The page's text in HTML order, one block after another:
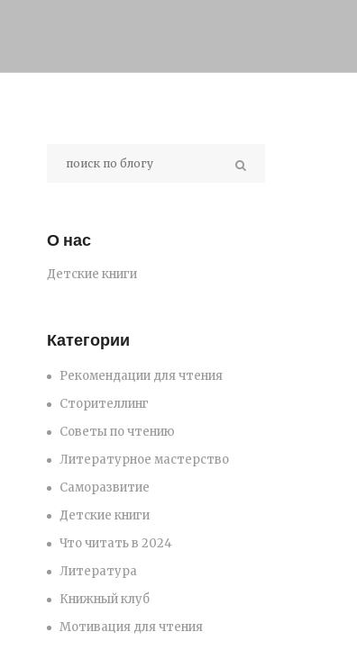
О нас
Детские книги
Категории
Рекомендации для чтения
Сторителлинг
Советы по чтению
Литературное мастерство
Саморазвитие
Детские книги
Что читать в 2024
Литература
Книжный клуб
Мотивация для чтения